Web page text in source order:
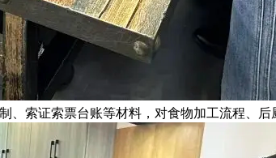
索证索票台账等材料，对食物加工流程、